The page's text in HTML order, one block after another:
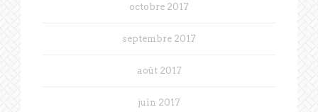
octobre 2017
septembre 2017
août 2017
juin 2017